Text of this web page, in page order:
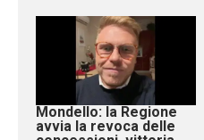
Mondello: la Regione
avvia la revoca delle